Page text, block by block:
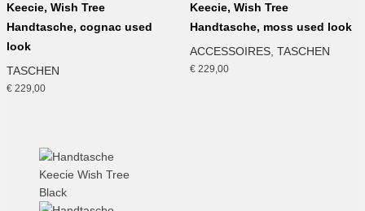
Keecie, Wish Tree
Handtasche, cognac used
look
TASCHEN
€ 229,00
Keecie, Wish Tree
Handtasche, moss used look
ACCESSOIRES, TASCHEN
€229,00